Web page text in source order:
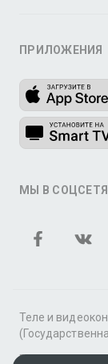
ПРИЛОЖЕНИЯ
МЫ В
Теле и
В рамках услуги